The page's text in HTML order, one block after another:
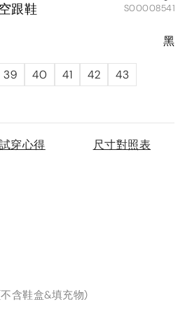
跟鞋 S00008541
黑
39 40 41 42
43
試穿心得 尺寸對照表
含鞋盒&填充物)